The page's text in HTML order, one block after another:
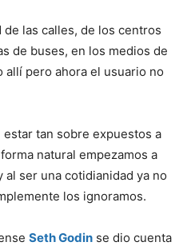
las calles, de los centros
de buses, en los medios de
pero ahora el usuario no
tan sobre expuestos a
natural empezamos a
ser una cotidianidad ya no
los ignoramos.
Seth Godin se dio cuenta